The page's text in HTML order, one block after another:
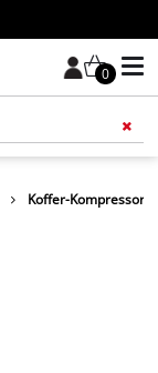
0
Koffer-Kompressor